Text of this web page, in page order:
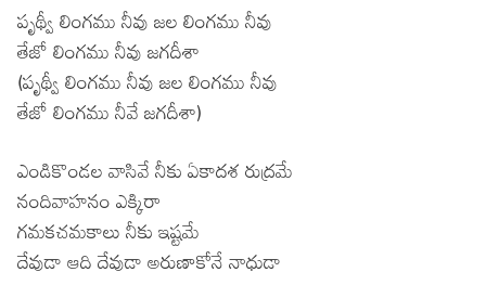
పృథ్వీ లింగము నీవు జల లింగము నీవు
తేజో లింగము నీవు జగదీశా
(పృథ్వీ లింగము నీవు జల లింగము నీవు
తేజో లింగము నీవే జగదీశా)
ఎండికొండల వాసివే నీకు ఏకాదశ రుద్రమే
నందివాహనం ఎక్కిరా
గమకచమకాలు నీకు ఇష్టమే
దేవుడా ఆది దేవుడా అరుణాకోనే నాధుడా